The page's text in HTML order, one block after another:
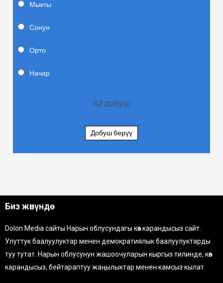
Мыкты
Сонун
Орто
Начар
62 добуш
Добуш берүү
Биз жөнүндө
Dolon Media сайты Нарын облусундагы көз карандысыз сайт.
Улуттук баалуулуктар менен демократиялык баалуулуктарды
туу тутат. Нарын облусунун жашоочуларын кыргыз тилинде, көз
карандысыз, бейтараптуу жаңылыктар менен камсыз кылат.